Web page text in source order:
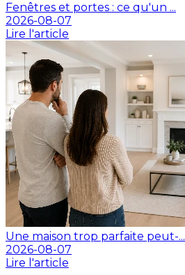
Fenêtres et portes : ce qu'un ...
2026-08-07
Lire l'article
Une maison trop parfaite peut-...
2026-08-07
Lire l'article